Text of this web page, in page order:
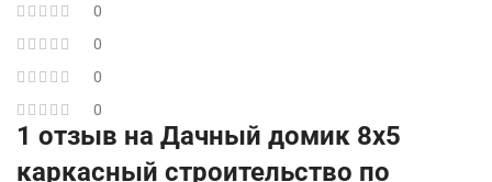
0
0
0
0
1 отзыв на Дачный домик 8х5
каркасный строительство по